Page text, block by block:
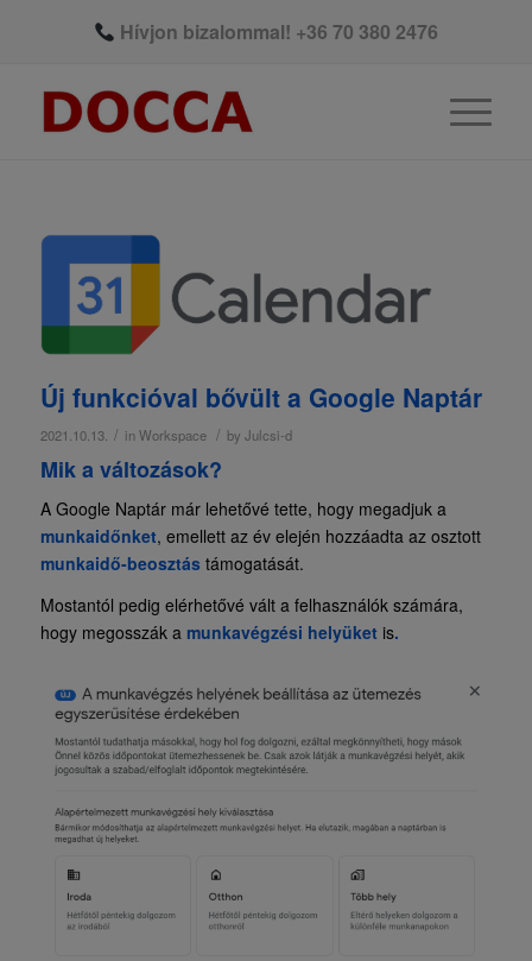
Hívjon bizalommal! +36 70 380 2476
Új funkcióval bővült a Google Naptár
2021.10.13. / inWorkspace / by Julcsi-d
Mik a változások?
A Google Naptár már lehetővé tette, hogy megadjuk a
munkaidőnket, emellett az év elején hozzáadta az osztott
munkaidő-beosztástámogatását.
Mostantól pedig elérhetővé vált a felhasználók számára,
hogy megosszák a munkavégzési helyüketis.